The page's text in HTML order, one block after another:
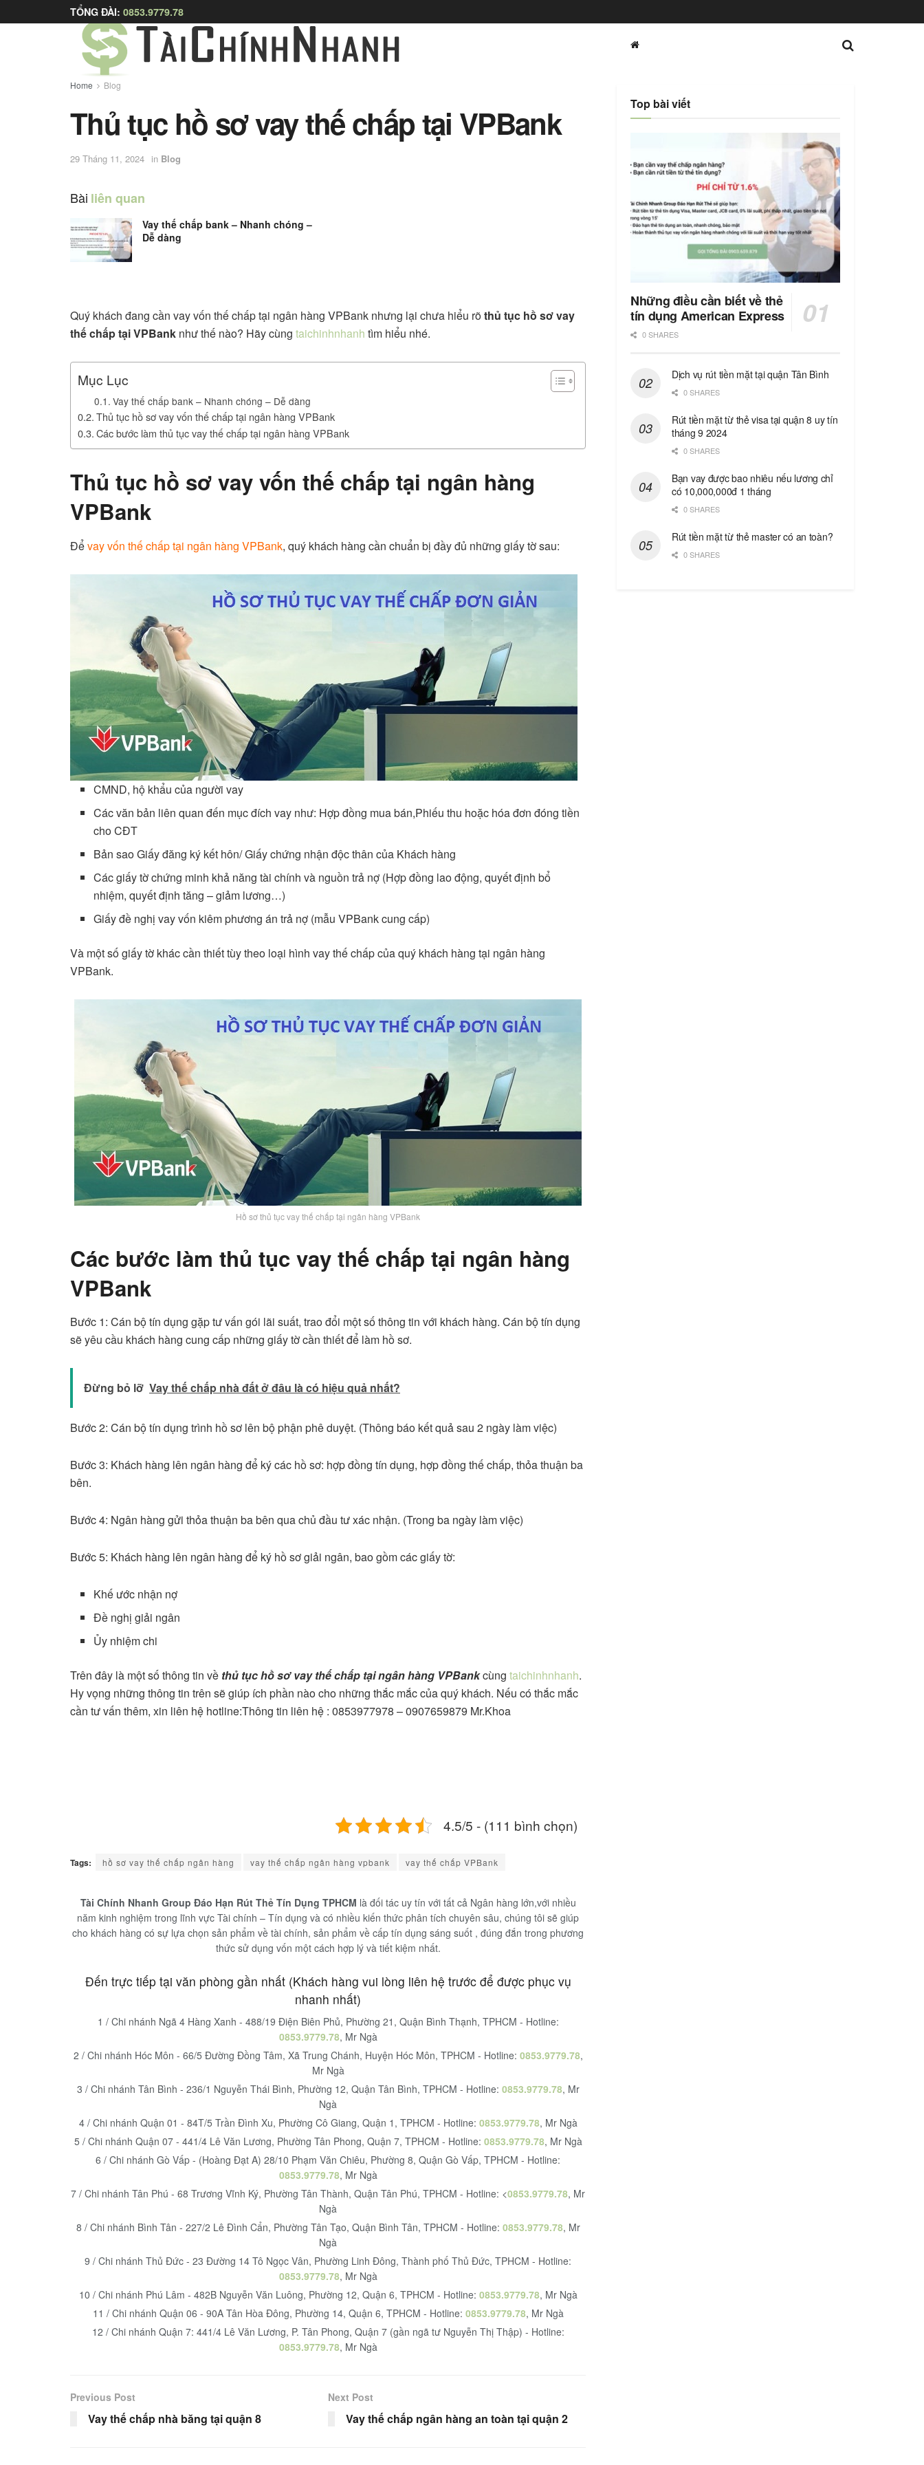
TỔNG ĐÀI: 0853.9779.78
Home Blog
Thủ tục hồ sơ vay thế chấp tại VPBank
29 Tháng 11, 2024 in Blog
Bài liên quan
Vay thế chấp bank – Nhanh chóng –
Dễ dàng
Quý khách đang cần vay vốn thế chấp tại ngân hàng VPBank nhưng lại chưa hiểu rõthủ tục hồ sơ vay
thế chấp tại VPBank như thế nào? Hãy cùng taichinhnhanh tìm hiểu nhé.
Mục Lục
Vay thế chấp bank – Nhanh chóng – Dễ dàng
Thủ tục hồ sơ vay vốn thế chấp tại ngân hàng VPBank
Các bước làm thủ tục vay thế chấp tại ngân hàng VPBank
Thủ tục hồ sơ vay vốn thế chấp tại ngân hàng
VPBank
Đểvay vốn thế chấp tại ngân hàng VPBank, quý khách hàng cần chuẩn bị đầy đủ những giấy tờ sau:
CMND, hộ khẩu của người vay
Các văn bản liên quan đến mục đích vay như: Hợp đồng mua bán,Phiếu thu hoặc hóa đơn đóng tiền
cho CĐT
Bản sao Giấy đăng ký kết hôn/ Giấy chứng nhận độc thân của Khách hàng
Các giấy tờ chứng minh khả năng tài chính và nguồn trả nợ (Hợp đồng lao động, quyết định bổ
nhiệm, quyết định tăng – giảm lương…)
Giấy đề nghị vay vốn kiêm phương án trả nợ (mẫu VPBank cung cấp)
Và một số giấy tờ khác cần thiết tùy theo loại hình vay thế chấp của quý khách hàng tại ngân hàng
VPBank.
Hồ sơ thủ tục vay thế chấp tại ngân hàng VPBank
Các bước làm thủ tục vay thế chấp tại ngân hàng
VPBank
Bước 1: Cán bộ tín dụng gặp tư vấn gói lãi suất, trao đổi một số thông tin với khách hàng. Cán bộ tín dụng
sẽ yêu cầu khách hàng cung cấp những giấy tờ cần thiết để làm hồ sơ.
Đừng bỏ lỡ Vay thế chấp nhà đất ở đâu là có hiệu quả nhất?
Bước 2: Cán bộ tín dụng trình hồ sơ lên bộ phận phê duyệt. (Thông báo kết quả sau 2 ngày làm việc)
Bước 3: Khách hàng lên ngân hàng để ký các hồ sơ: hợp đồng tín dụng, hợp đồng thế chấp, thỏa thuận ba
bên.
Bước 4: Ngân hàng gửi thỏa thuận ba bên qua chủ đầu tư xác nhận. (Trong ba ngày làm việc)
Bước 5: Khách hàng lên ngân hàng để ký hồ sơ giải ngân, bao gồm các giấy tờ:
Khế ước nhận nợ
Đề nghị giải ngân
Ủy nhiệm chi
Trên đây là một số thông tin về thủ tục hồ sơ vay thế chấp tại ngân hàng VPBankcùng taichinhnhanh.
Hy vọng những thông tin trên sẽ giúp ích phần nào cho những thắc mắc của quý khách. Nếu có thắc mắc
cần tư vấn thêm, xin liên hệ hotline:Thông tin liên hệ : 0853977978 – 0907659879 Mr.Khoa
4.5/5 - (111 bình chọn)
Tags: hồ sơ vay thế chấp ngân hàng vay thế chấp ngân hàng vpbank vay thế chấp VPBank
Tài Chính Nhanh Group Đáo Hạn Rút Thẻ Tín Dụng TPHCM là đối tác uy tín với tất cả Ngân hàng lớn,với nhiều
năm kinh nghiệm trong lĩnh vực Tài chính – Tín dụng và có nhiều kiến thức phân tích chuyên sâu, chúng tôi sẽ giúp
cho khách hàng có sự lựa chọn sản phẩm về tài chính, sản phẩm về cấp tín dụng sáng suốt , đúng đắn trong phương
thức sử dụng vốn một cách hợp lý và tiết kiệm nhất.
Đến trực tiếp tại văn phòng gần nhất (Khách hàng vui lòng liên hệ trước để được phục vụ
nhanh nhất)
1 / Chi nhánh Ngã 4 Hàng Xanh - 488/19 Điện Biên Phủ, Phường 21, Quận Bình Thạnh, TPHCM - Hotline:
0853.9779.78, Mr Ngà
2 / Chi nhánh Hóc Môn - 66/5 Đường Đồng Tâm, Xã Trung Chánh, Huyện Hóc Môn, TPHCM - Hotline: 0853.9779.78,
Mr Ngà
3 / Chi nhánh Tân Bình - 236/1 Nguyễn Thái Bình, Phường 12, Quận Tân Bình, TPHCM - Hotline: 0853.9779.78, Mr
Ngà
4 / Chi nhánh Quận 01 - 84T/5 Trần Đình Xu, Phường Cô Giang, Quận 1, TPHCM - Hotline: 0853.9779.78, Mr Ngà
5 / Chi nhánh Quận 07 - 441/4 Lê Văn Lương, Phường Tân Phong, Quận 7, TPHCM - Hotline: 0853.9779.78, Mr Ngà
6 / Chi nhánh Gò Vấp - (Hoàng Đạt A) 28/10 Phạm Văn Chiêu, Phường 8, Quận Gò Vấp, TPHCM - Hotline:
0853.9779.78, Mr Ngà
7 / Chi nhánh Tân Phú - 68 Trương Vĩnh Ký, Phường Tân Thành, Quận Tân Phú, TPHCM - Hotline: <0853.9779.78, Mr
Ngà
8 / Chi nhánh Bình Tân - 227/2 Lê Đình Cẩn, Phường Tân Tạo, Quận Bình Tân, TPHCM - Hotline: 0853.9779.78, Mr
Ngà
9 / Chi nhánh Thủ Đức - 23 Đường 14 Tô Ngọc Vân, Phường Linh Đông, Thành phố Thủ Đức, TPHCM - Hotline:
0853.9779.78, Mr Ngà
10 / Chi nhánh Phú Lâm - 482B Nguyễn Văn Luông, Phường 12, Quận 6, TPHCM - Hotline: 0853.9779.78, Mr Ngà
11 / Chi nhánh Quận 06 - 90A Tân Hòa Đông, Phường 14, Quận 6, TPHCM - Hotline: 0853.9779.78, Mr Ngà
12 / Chi nhánh Quận 7: 441/4 Lê Văn Lương, P. Tân Phong, Quận 7 (gần ngã tư Nguyễn Thị Thập) - Hotline:
0853.9779.78, Mr Ngà
Previous Post
Vay thế chấp nhà băng tại quận 8
Next Post
Vay thế chấp ngân hàng an toàn tại quận 2
Top bài viết
Những điều cần biết về thẻ
tín dụng American Express
0 SHARES
Dịch vụ rút tiền mặt tại quận Tân Bình
0 SHARES
Rút tiền mặt từ thẻ visa tại quận 8 uy tín
tháng 9 2024
0 SHARES
Bạn vay được bao nhiêu nếu lương chỉ
có 10,000,000đ 1 tháng
0 SHARES
Rút tiền mặt từ thẻ master có an toàn?
0 SHARES